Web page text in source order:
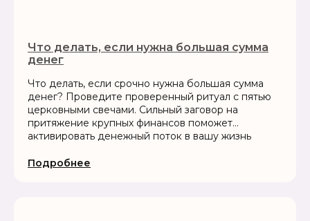
Что делать, если нужна большая сумма
денег
Что делать, если срочно нужна большая сумма
денег? Проведите проверенный ритуал с пятью
церковными свечами. Сильный заговор на
притяжение крупных финансов поможет
активировать денежный поток в вашу жизнь
Подробнее